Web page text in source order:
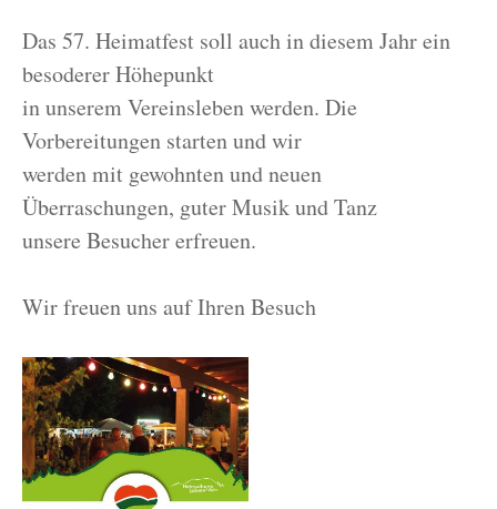
Das 57. Heimatfest soll auch in diesem Jahr ein
besoderer Höhepunkt
in unserem Vereinsleben werden. Die
Vorbereitungen starten und wir
werden mit gewohnten und neuen
Überraschungen, guter Musik und Tanz
unsere Besucher erfreuen.
Wir freuen uns auf Ihren Besuch